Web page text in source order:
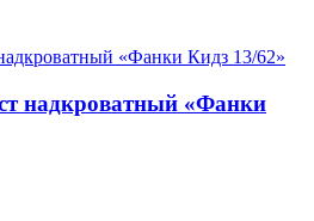
надкроватный «Фанки